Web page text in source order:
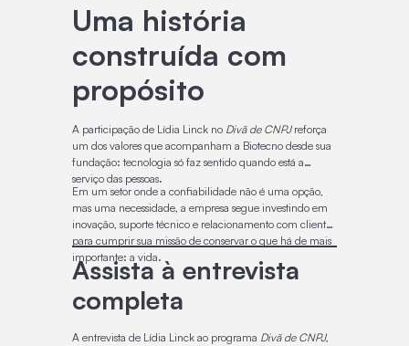
Uma história
construída com
propósito
A participação de Lídia Linck no Divã de CNPJreforça
um dos valores que acompanham a Biotecno desde sua
fundação: tecnologia só faz sentido quando está a
serviço das pessoas.
Em um setor onde a confiabilidade não é uma opção,
mas uma necessidade, a empresa segue investindo em
inovação, suporte técnico e relacionamento com clientes
para cumprir sua missão de conservar o que há de mais
importante: a vida.
Assista à entrevista
completa
A entrevista de Lídia Linck ao programa Divã de CNPJ,